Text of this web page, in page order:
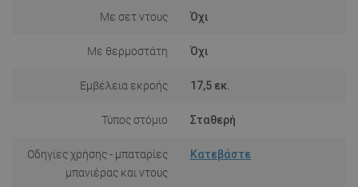
Με σετ ντους Όχι
Με θερμοστάτη Όχι
Εμβέλεια εκροής 17,5 εκ.
Τύπος στόμιο Σταθερή
Οδηγίες χρήσης - μπαταρίες
μπανιέρας και ντους
Κατεβάστε